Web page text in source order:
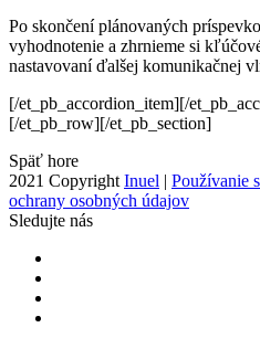
Po skončení plánovaných
vyhodnotenie a zhrnieme si
nastavovaní ďalšej komunikačnej
[/et_pb_accordion_item][/
[/et_pb_row][/et_pb_section]
Späť hore
2021 Copyright Inuel | Používanie
ochrany osobných údajov
Sledujte nás